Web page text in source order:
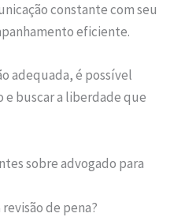
constante com seu
eficiente.
adequada, é possível
e buscar a liberdade que
sobre advogado para
de pena?